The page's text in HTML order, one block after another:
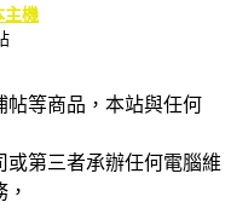
主機
帖等商品，本站與任何
第三者承辦任何電腦維